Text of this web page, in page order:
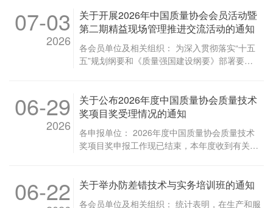
29018-2026 T/CAQ 29018-2024 品质中药材 当
归 T/CAQ 29019-2026 T/CAQ 29019-2024 品
质中药材 甘草 T/CAQ 29022-2026 T/CAQ
29022-2024 品质中药材 淫羊藿 T/CAQ 29023-
后被替代标准同时废止。 特此公告。 中国质量
协会 2026年7月8日
平，推进质量强国建设的一年一度的大型群众性
质量专题活动。为全面贯彻党的二十大精神，落
民质量行动，2026年中国质量协会将继续在政府
有关部门支持指导下，团结带领全国质协系统、
号。有关事宜通知如下。 一、征集对象 面向全
社会公开征集。 二、征集相关要求 1.宣传口号
设计应当体现正确舆论宣传导向，力求言简意
赅、朗朗上口、便于传播。 2.可围绕贯彻落实
产业质量竞争力，创新质量生态，筑基强链，人
工智能，数智化推进，提高产品、工程、服务质
关于开展2026年中国质量协会会员活动暨
第二期精益现场管理推进交流活动的通知
07-03
2026
各会员单位及相关组织： 为深入贯彻落实“十五
五”规划纲要和《质量强国建设纲要》部署要
推动企业提质增效、降本节约、绿色发展，不断
增强核心竞争力，中国质量协会将组织开展2026
推进交流活动。本次活动聚焦现场管理场景下的
数智化应用，现将有关事宜通知如下。 一、活动
象 （一）中国质量协会单位会员和个人会员。
（二）企业高、中层经营管理人员，企业现场有
关于公布2026年度中国质量协会质量技术
奖项目奖受理情况的通知
06-29
2026
各申报单位： 2026年度中国质量协会质量技术
奖项目奖申报工作现已结束，本年度收到有关单
质量协会对申报项目进行了形式审查。根据形式
关于举办防差错技术与实务培训班的通知
06-22
各会员单位及相关组织： 统计表明，在生产和服